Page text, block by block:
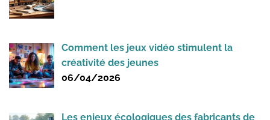
Comment les jeux vidéo stimulent la
créativité des jeunes
06/04/2026
Les enjeux écologiques des fabricants de